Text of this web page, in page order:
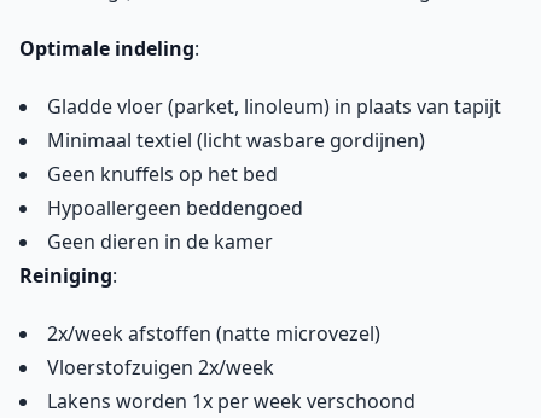
Optimale indeling:
Gladde vloer (parket, linoleum) in plaats van tapijt
Minimaal textiel (licht wasbare gordijnen)
Geen knuffels op het bed
Hypoallergeen beddengoed
Geen dieren in de kamer
Reiniging:
2x/week afstoffen (natte microvezel)
Vloerstofzuigen 2x/week
Lakens worden 1x per week verschoond